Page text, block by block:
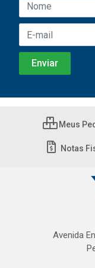
Meus
Notas
Avenida